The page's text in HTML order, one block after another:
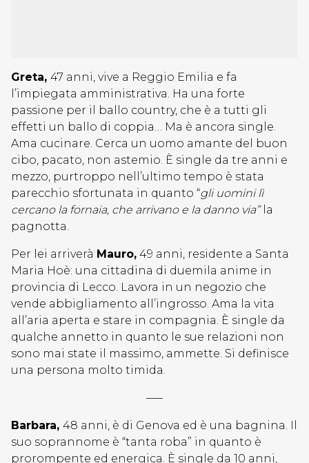
Greta, 47 anni, vive a Reggio Emilia e fa
l’impiegata amministrativa. Ha una forte
passione per il ballo country, che è a tutti gli
effetti un ballo di coppia… Ma è ancora single.
Ama cucinare. Cerca un uomo amante del buon
cibo, pacato, non astemio. È single da tre anni e
mezzo, purtroppo nell’ultimo tempo è stata
parecchio sfortunata in quanto “gli uomini lì
cercano la fornaia, che arrivano e la danno via”la
pagnotta.
Per lei arriverà Mauro, 49 anni, residente a Santa
Maria Hoè: una cittadina di duemila anime in
provincia di Lecco. Lavora in un negozio che
vende abbigliamento all’ingrosso. Ama la vita
all’aria aperta e stare in compagnia. È single da
qualche annetto in quanto le sue relazioni non
sono mai state il massimo, ammette. Si definisce
una persona molto timida.
—–
Barbara, 48 anni, è di Genova ed è una bagnina. Il
suo soprannome è “tanta roba” in quanto è
prorompente ed energica. È single da 10 anni,